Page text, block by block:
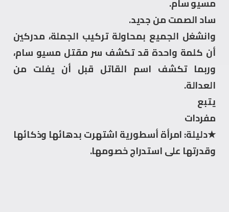
ساد الصمت من جديد.
وانشغل الجميع بمحاولة تركيب الجملة، مدركين
أن كلمة واحدة قد تكشف سر مقتل مسيو سام،
وربما تكشف اسم القاتل قبل أن يفلت من
العدالة.
يتبع
مفردات
★دليلة: امرأة أسطورية اشتهرت بدهائها وذكائها
وقدرتها على استدراج خصومها.